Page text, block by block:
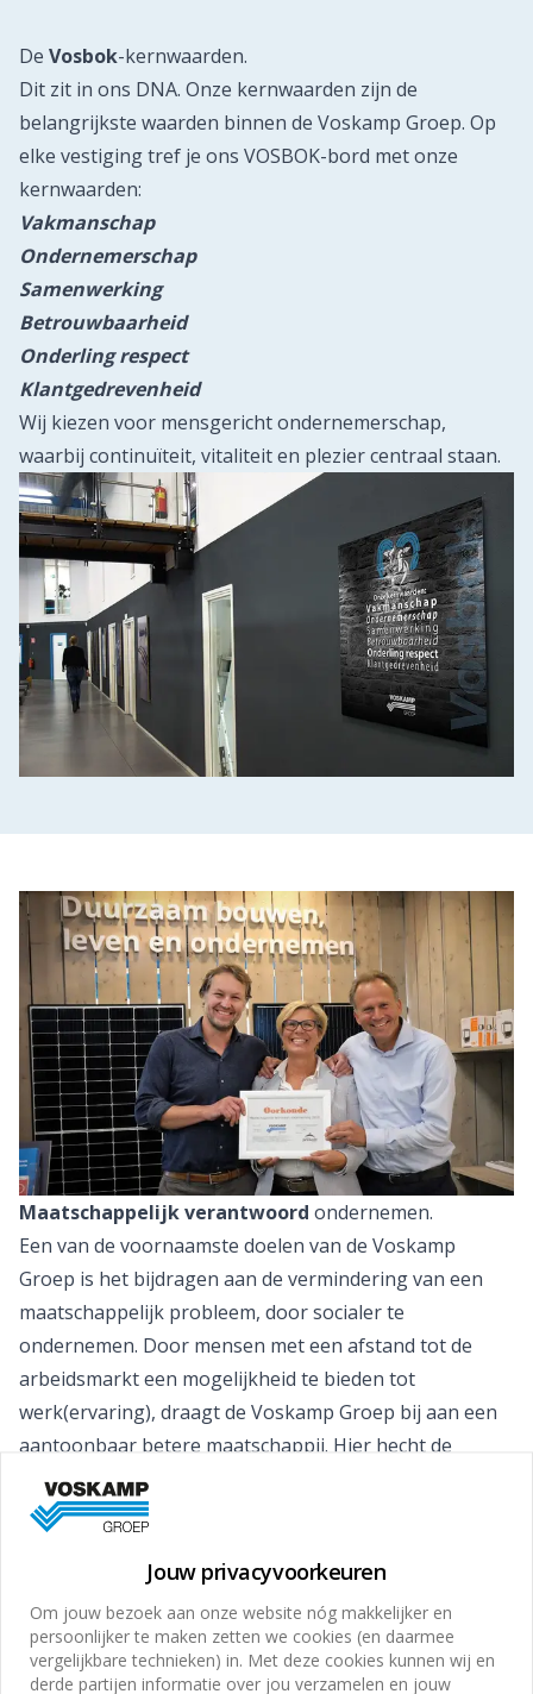
De Vosbok-kernwaarden.
Dit zit in ons DNA. Onze kernwaarden zijn de
belangrijkste waarden binnen de Voskamp Groep. Op
elke vestiging tref je ons VOSBOK-bord met onze
kernwaarden:
Vakmanschap
Ondernemerschap
Samenwerking
Betrouwbaarheid
Onderling respect
Klantgedrevenheid
Wij kiezen voor mensgericht ondernemerschap,
waarbij continuïteit, vitaliteit en plezier centraal staan.
Maatschappelijk verantwoord ondernemen.
Een van de voornaamste doelen van de Voskamp
Groep is het bijdragen aan de vermindering van een
maatschappelijk probleem, door socialer te
ondernemen. Door mensen met een afstand tot de
arbeidsmarkt een mogelijkheid te bieden tot
werk(ervaring), draagt de Voskamp Groep bij aan een
aantoonbaar betere maatschappij. Hier hecht de
Voskamp Groep veel waarde aan.
Kijk hier voor meer informatie over onze Co2-
Jouw privacyvoorkeuren
Om jouw bezoek aan onze website nóg makkelijker en
persoonlijker te maken zetten we cookies (en daarmee
vergelijkbare technieken) in. Met deze cookies kunnen wij en
derde partijen informatie over jou verzamelen en jouw